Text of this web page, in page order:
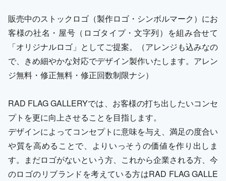
販売中のストックロゴ（製作ロゴ・シンボルマーク）にお
客様の社名・屋号（ロゴタイプ・文字列）を組み合せて
「オリジナルロゴ」としてご提案。（アレンジも込みなの
で、きめ細やかな対応でデザイン製作いたします。アレン
ジ無料・修正無料・修正回数制限ナシ）
RAD FLAG GALLERYでは、お客様の打ち出したいコンセ
プトを更に向上させることを目指します。
デザインによってコンセプトに意味を与え、満足の度合い
や質を高めることで、よりいっそうの価値を作り出しま
す。まだロゴがないという方、これから企業される方、今
のロゴのリブランドを考えている方はRAD FLAG GALLE